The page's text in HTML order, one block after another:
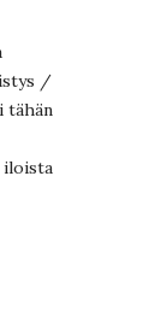
/
tähän
iloista